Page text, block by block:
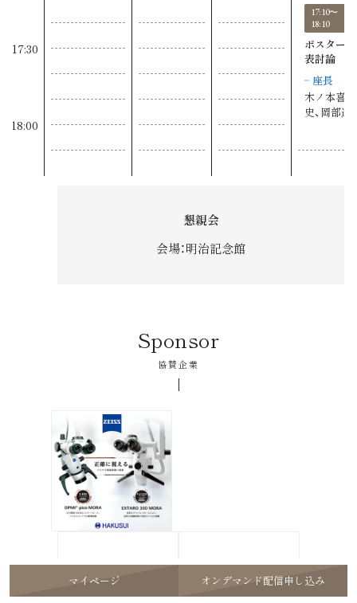
17:10〜
18:10
ポスター発
表討論
座長
木ノ本喜
史、岡部達
17:30
18:00
懇親会
会場：明治記念館
Sponsor
協賛企業
マイページ オンデマンド配信申し込み